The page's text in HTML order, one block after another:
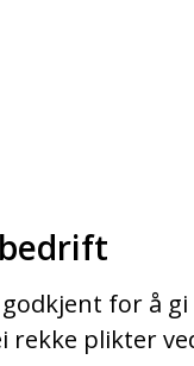
for å
rekke plikter